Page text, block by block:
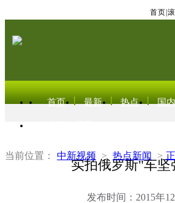
首页
首页 最新 热点 国内
当前位置： 中新视频 > 热点新闻 >
实拍俄罗斯"车
发布时间：2015年